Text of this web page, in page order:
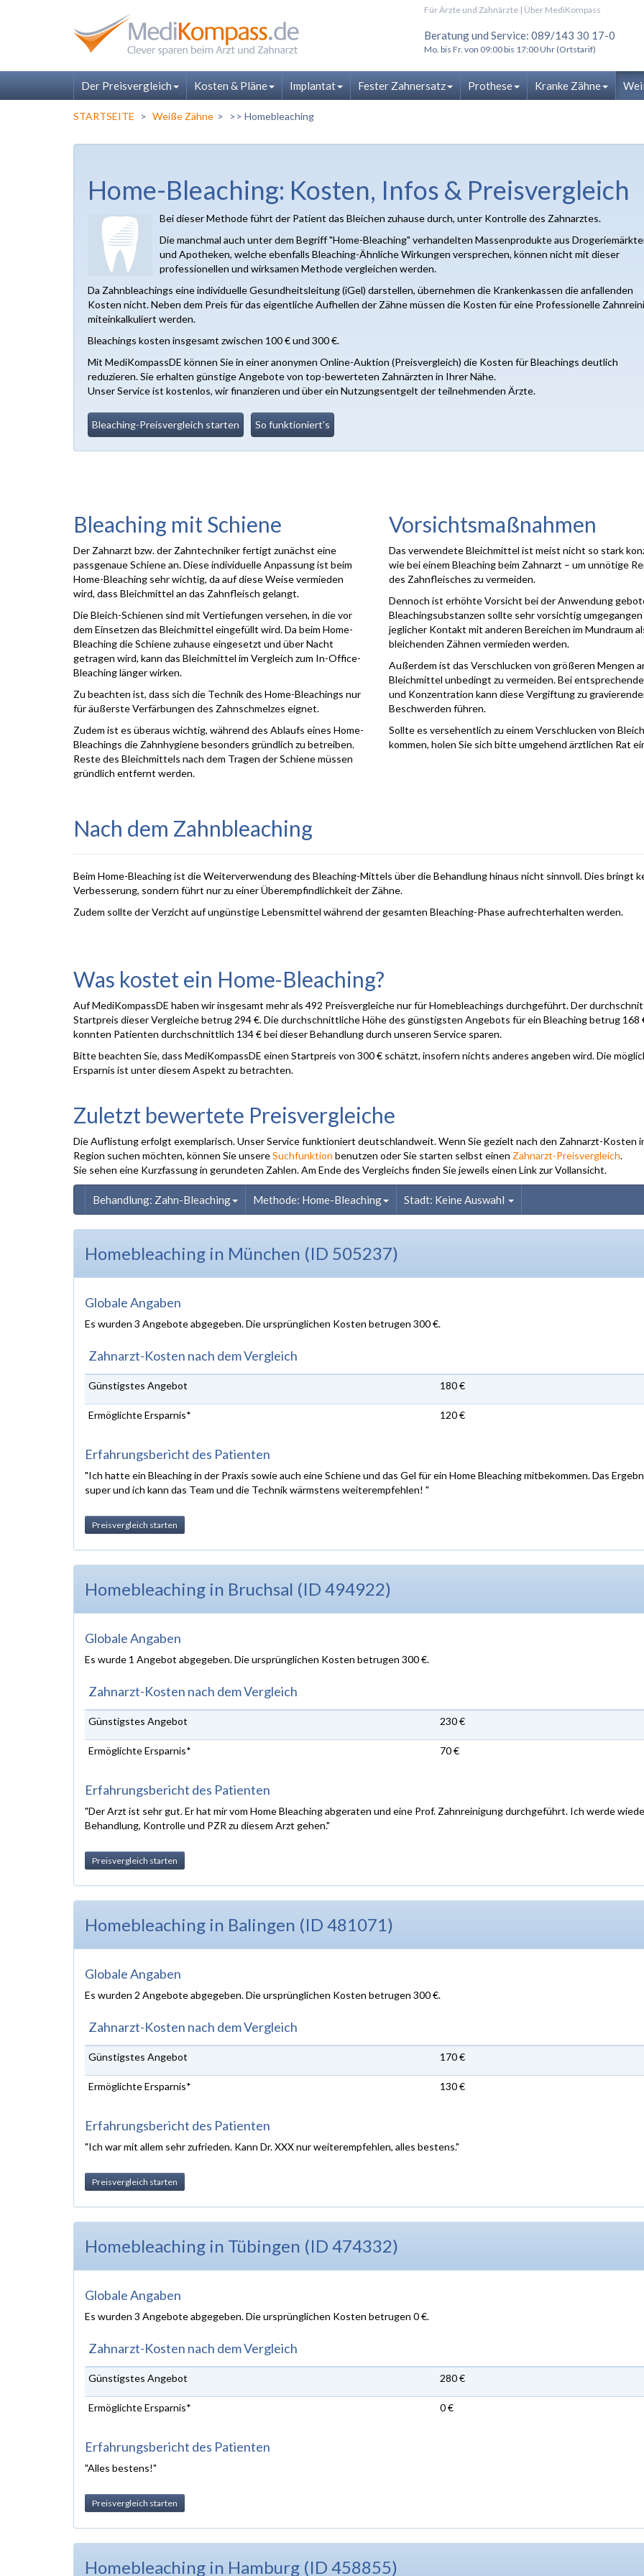
Für Ärzte und Zahnärzte| Über MediKompass
Beratung und Service: 089/143 30 17-0
Mo. bis Fr. von 09:00 bis 17:00 Uhr (Ortstarif)
Der Preisvergleich Kosten & Pläne Implantat Fester Zahnersatz Prothese Kranke Zähne
STARTSEITE Weiße Zähne >> Homebleaching
Home-Bleaching: Kosten, Infos & Preisvergleich
Bei dieser Methode führt der Patient das Bleichen zuhause durch, unter Kontrolle des Zahnarztes.
Die manchmal auch unter dem Begriff "Home-Bleaching" verhandelten Massenprodukte aus
und Apotheken, welche ebenfalls Bleaching-Ähnliche Wirkungen versprechen, können nicht mit dieser
professionellen und wirksamen Methode vergleichen werden.
Da Zahnbleachings eine individuelle Gesundheitsleitung (iGel) darstellen, übernehmen die Krankenkassen die anfallenden
Kosten nicht. Neben dem Preis für das eigentliche Aufhellen der Zähne müssen die Kosten für eine Professionelle
miteinkalkuliert werden.
Bleachings kosten insgesamt zwischen 100 € und 300 €.
Mit MediKompassDE können Sie in einer anonymen Online-Auktion (Preisvergleich) die Kosten für Bleachings deutlich
reduzieren. Sie erhalten günstige Angebote von top-bewerteten Zahnärzten in Ihrer Nähe.
Unser Service ist kostenlos, wir finanzieren und über ein Nutzungsentgelt der teilnehmenden Ärzte.
Bleaching-Preisvergleich starten So funktioniert's
Bleaching mit Schiene
Der Zahnarzt bzw. der Zahntechniker fertigt zunächst eine
passgenaue Schiene an. Diese individuelle Anpassung ist beim
Home-Bleaching sehr wichtig, da auf diese Weise vermieden
wird, dass Bleichmittel an das Zahnfleisch gelangt.
Die Bleich-Schienen sind mit Vertiefungen versehen, in die vor
dem Einsetzen das Bleichmittel eingefüllt wird. Da beim Home-
Bleaching die Schiene zuhause eingesetzt und über Nacht
getragen wird, kann das Bleichmittel im Vergleich zum In-Office-
Bleaching länger wirken.
Zu beachten ist, dass sich die Technik des Home-Bleachings nur
für äußerste Verfärbungen des Zahnschmelzes eignet.
Zudem ist es überaus wichtig, während des Ablaufs eines Home-
Bleachings die Zahnhygiene besonders gründlich zu betreiben.
Reste des Bleichmittels nach dem Tragen der Schiene müssen
gründlich entfernt werden.
Vorsichtsmaßnahmen
Das verwendete Bleichmittel ist meist nicht so stark
wie bei einem Bleaching beim Zahnarzt – um unnötige
des Zahnfleisches zu vermeiden.
Dennoch ist erhöhte Vorsicht bei der Anwendung
Bleachingsubstanzen sollte sehr vorsichtig umgegangen
jeglicher Kontakt mit anderen Bereichen im Mundraum
bleichenden Zähnen vermieden werden.
Außerdem ist das Verschlucken von größeren Mengen
Bleichmittel unbedingt zu vermeiden. Bei
und Konzentration kann diese Vergiftung zu
Beschwerden führen.
Sollte es versehentlich zu einem Verschlucken von
kommen, holen Sie sich bitte umgehend ärztlichen Rat
Nach dem Zahnbleaching
Beim Home-Bleaching ist die Weiterverwendung des Bleaching-Mittels über die Behandlung hinaus nicht sinnvoll. Dies bringt
Verbesserung, sondern führt nur zu einer Überempfindlichkeit der Zähne.
Zudem sollte der Verzicht auf ungünstige Lebensmittel während der gesamten Bleaching-Phase aufrechterhalten werden.
Was kostet ein Home-Bleaching?
Auf MediKompassDE haben wir insgesamt mehr als 492 Preisvergleiche nur für Homebleachings durchgeführt. Der
Startpreis dieser Vergleiche betrug 294 €. Die durchschnittliche Höhe des günstigsten Angebots für ein Bleaching betrug 168
konnten Patienten durchschnittlich 134 € bei dieser Behandlung durch unseren Service sparen.
Bitte beachten Sie, dass MediKompassDE einen Startpreis von 300 € schätzt, insofern nichts anderes angeben wird. Die
Ersparnis ist unter diesem Aspekt zu betrachten.
Zuletzt bewertete Preisvergleiche
Die Auflistung erfolgt exemplarisch. Unser Service funktioniert deutschlandweit. Wenn Sie gezielt nach den Zahnarzt-Kosten
Region suchen möchten, können Sie unsereSuchfunktion benutzen oder Sie starten selbst einen Zahnarzt-Preisvergleich.
Sie sehen eine Kurzfassung in gerundeten Zahlen. Am Ende des Vergleichs finden Sie jeweils einen Link zur Vollansicht.
Behandlung: Zahn-Bleaching Methode: Home-Bleaching Stadt: Keine Auswahl
Homebleaching in München (ID 505237)
Globale Angaben
Es wurden 3 Angebote abgegeben. Die ursprünglichen Kosten betrugen 300 €.
Zahnarzt-Kosten nach dem Vergleich
Günstigstes Angebot 180 €
Ermöglichte Ersparnis* 120 €
Erfahrungsbericht des Patienten
"Ich hatte ein Bleaching in der Praxis sowie auch eine Schiene und das Gel für ein Home Bleaching mitbekommen. Das
super und ich kann das Team und die Technik wärmstens weiterempfehlen! "
Preisvergleich starten
Homebleaching in Bruchsal (ID 494922)
Globale Angaben
Es wurde 1 Angebot abgegeben. Die ursprünglichen Kosten betrugen 300 €.
Zahnarzt-Kosten nach dem Vergleich
Günstigstes Angebot 230 €
Ermöglichte Ersparnis* 70 €
Erfahrungsbericht des Patienten
"Der Arzt ist sehr gut. Er hat mir vom Home Bleaching abgeraten und eine Prof. Zahnreinigung durchgeführt. Ich werde
Behandlung, Kontrolle und PZR zu diesem Arzt gehen."
Preisvergleich starten
Homebleaching in Balingen (ID 481071)
Globale Angaben
Es wurden 2 Angebote abgegeben. Die ursprünglichen Kosten betrugen 300 €.
Zahnarzt-Kosten nach dem Vergleich
Günstigstes Angebot 170 €
Ermöglichte Ersparnis* 130 €
Erfahrungsbericht des Patienten
"Ich war mit allem sehr zufrieden. Kann Dr. XXX nur weiterempfehlen, alles bestens."
Preisvergleich starten
Homebleaching in Tübingen (ID 474332)
Globale Angaben
Es wurden 3 Angebote abgegeben. Die ursprünglichen Kosten betrugen 0 €.
Zahnarzt-Kosten nach dem Vergleich
Günstigstes Angebot 280 €
Ermöglichte Ersparnis* 0 €
Erfahrungsbericht des Patienten
"Alles bestens!"
Preisvergleich starten
Homebleaching in Hamburg (ID 458855)